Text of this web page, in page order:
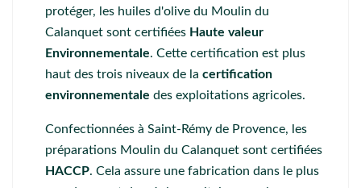
protéger, les huiles d'olive du Moulin du
Calanquet sont certifiées Haute valeur
Environnementale. Cette certification est plus
haut des trois niveaux de la certification
environnementale des exploitations agricoles.
Confectionnées à Saint-Rémy de Provence, les
préparations Moulin du Calanquet sont certifiées
HACCP. Cela assure une fabrication dans le plus